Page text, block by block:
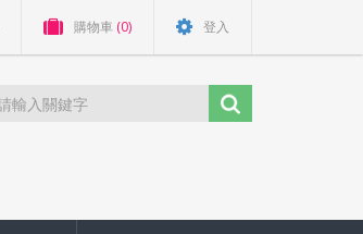
購物車 (0) 登入